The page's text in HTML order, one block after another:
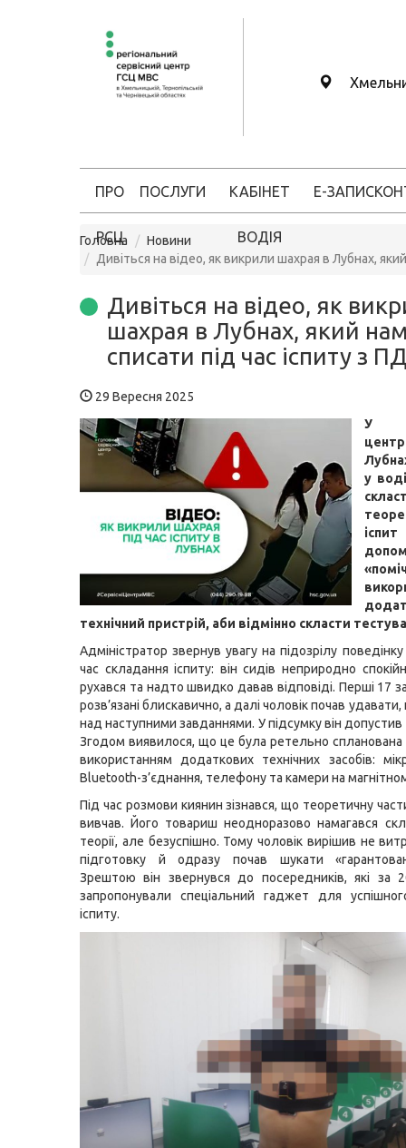
ПРО
РСЦ
ПОСЛУГИ КАБІНЕТ
ВОДІЯ
Е-ЗАПИС
Головна
Новини
Дивіться на відео, як викрили шахрая в Лубнах,
Дивіться на відео, як
шахрая в Лубнах, який
списати під час іспиту з
29 Вересня 2025
У
у
технічний пристрій, аби відмінно скласти
Адміністратор звернув увагу на підозрілу поведінку
час складання іспиту: він сидів неприродно
рухався та надто швидко давав відповіді. Перші 17
розв’язані блискавично, а далі чоловік почав
над наступними завданнями. У підсумку він
Згодом виявилося, що це була ретельно спланована
використанням додаткових технічних засобів:
Bluetooth-з’єднання, телефону та камери на
Під час розмови киянин зізнався, що теоретичну
вивчав. Його товариш неодноразово намагався
теорії, але безуспішно. Тому чоловік вирішив не
підготовку й одразу почав шукати
Зрештою він звернувся до посередників, які за
запропонували спеціальний гаджет для
іспиту.